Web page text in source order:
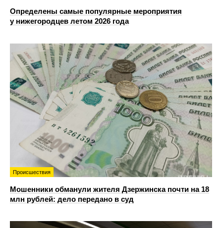
Определены самые популярные мероприятия
у нижегородцев летом 2026 года
Происшествия
Мошенники обманули жителя Дзержинска почти на 18
млн рублей: дело передано в суд